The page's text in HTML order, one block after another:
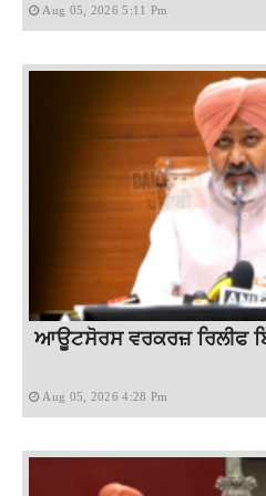
Aug 05, 2026 5:11 Pm
ਆਊਟਸੋਰਸ ਵਰਕਰਜ਼ ਰਿਲੀਫ
Aug 05, 2026 4:28 Pm